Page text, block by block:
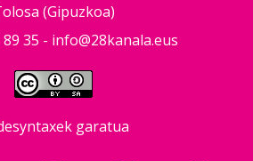
(Gipuzkoa)
35 - info@28kanala.eus
garatua